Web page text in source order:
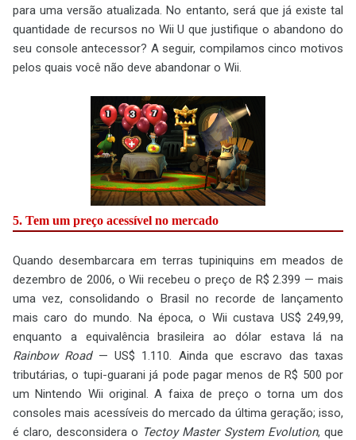
para uma versão atualizada. No entanto, será que já existe tal
quantidade de recursos no Wii U que justifique o abandono do
seu console antecessor? A seguir, compilamos cinco motivos
pelos quais você não deve abandonar o Wii.
5. Tem um preço acessível no mercado
Quando desembarcara em terras tupiniquins em meados de
dezembro de 2006, o Wii recebeu o preço de R$ 2.399 — mais
uma vez, consolidando o Brasil no recorde de lançamento
mais caro do mundo. Na época, o Wii custava US$ 249,99,
enquanto a equivalência brasileira ao dólar estava lá na
Rainbow Road— US$ 1.110. Ainda que escravo das taxas
tributárias, o tupi-guarani já pode pagar menos de R$ 500 por
um Nintendo Wii original. A faixa de preço o torna um dos
consoles mais acessíveis do mercado da última geração; isso,
é claro, desconsidera o Tectoy Master System Evolution, que